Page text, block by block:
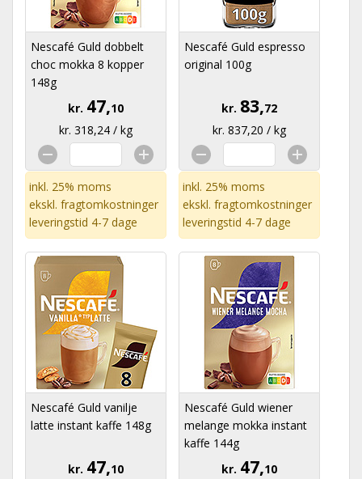
Nescafé Guld dobbelt
choc mokka 8 kopper
148g
kr. 47,10
kr. 318,24 / kg
inkl. 25% moms
ekskl. fragtomkostninger
leveringstid 4-7 dage
Nescafé Guld espresso
original 100g
kr. 83,72
kr. 837,20 / kg
inkl. 25% moms
ekskl. fragtomkostninger
leveringstid 4-7 dage
Nescafé Guld vanilje
latte instant kaffe 148g
kr. 47,10
Nescafé Guld wiener
melange mokka instant
kaffe 144g
kr. 47,10